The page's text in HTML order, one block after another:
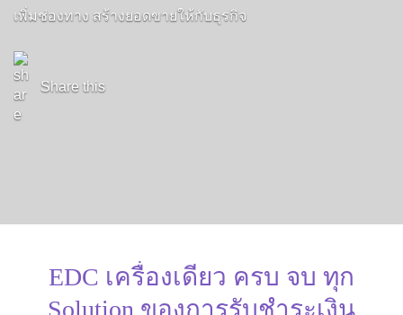
เพิ่มช่องทาง สร้างยอดขายให้กับธุรกิจ
Share this
EDC เครื่องเดียว ครบ จบ ทุก
Solution ของการรับชำระเงิน